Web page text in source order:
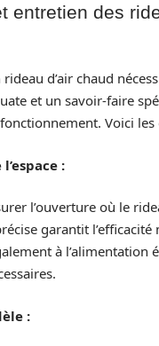
entretien des
rideau d’air chaud
et un savoir-faire
Voici les
:
l’ouverture où le
garantit l’efficacité
à l’alimentation
: